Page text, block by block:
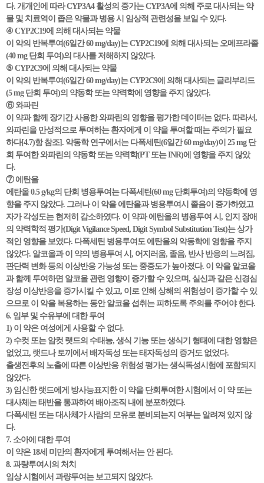
다. 개개인에 따라 CYP3A4 활성의 증가는 CYP3A에 의해 주로 대사되는 약
물 및 치료역이 좁은 약물과 병용 시 임상적 관련성을 보일 수 있다.
④ CYP2C19에 의해 대사되는 약물
이 약의 반복투여(6일간 60 mg/day)는 CYP2C19에 의해 대사되는 오메프라졸
(40 mg 단회 투여)의 대사를 저해하지 않았다.
⑤ CYP2C9에 의해 대사되는 약물
이 약의 반복투여(6일간 60 mg/day)는 CYP2C9에 의해 대사되는 글리부리드
(5 mg 단회 투여)의 약동학 또는 약력학에 영향을 주지 않았다.
⑥ 와파린
이 약과 함께 장기간 사용한 와파린의 영향을 평가한 데이터는 없다. 따라서,
와파린을 만성적으로 투여하는 환자에게 이 약을 투여할 때는 주의가 필요
하다[4.7)항 참조]. 약동학 연구에서는 다폭세틴(6일간 60 mg/day)이 25 mg 단
회 투여한 와파린의 약동학 또는 약력학(PT 또는 INR)에 영향을 주지 않았
다.
⑦ 에탄올
에탄올 0.5 g/kg의 단회 병용투여는 다폭세틴(60 mg 단회투여)의 약동학에 영
향을 주지 않았다. 그러나 이 약을 에탄올과 병용투여시 졸음이 증가하였고
자가 각성도는 현저히 감소하였다. 이 약과 에탄올의 병용투여 시, 인지 장애
의 약력학적 평가(Digit Vigilance Speed, Digit Symbol Substitution Test)는 상가
적인 영향을 보였다. 다폭세틴 병용투여도 에탄올의 약동학에 영향을 주지
않았다. 알코올과 이 약의 병용투여 시, 어지러움, 졸음, 반사 반응의 느려짐,
판단력 변화 등의 이상반응 가능성 또는 중증도가 높아졌다. 이 약을 알코올
과 함께 투여하면 알코올 관련 영향이 증가할 수 있으며, 실신과 같은 신경심
장성 이상반응을 증가시킬 수 있고, 이로 인해 상해의 위험성이 증가할 수 있
으므로 이 약을 복용하는 동안 알코올 섭취는 피하도록 주의를 주어야 한다.
6. 임부 및 수유부에 대한 투여
1) 이 약은 여성에게 사용할 수 없다.
2) 수컷 또는 암컷 랫드의 수태능, 생식 기능 또는 생식기 형태에 대한 영향은
없었고, 랫드나 토끼에서 배자독성 또는 태자독성의 증거도 없었다.
출생전후의 노출에 따른 이상반응 위험성 평가는 생식독성시험에 포함되지
않았다.
3) 임신한 랫드에게 방사능표지한 이 약을 단회투여한 시험에서 이 약 또는
대사체는 태반을 통과하여 배아조직 내에 분포하였다.
다폭세틴 또는 대사체가 사람의 모유로 분비되는지 여부는 알려져 있지 않
다.
7. 소아에 대한 투여
이 약은 18세 미만의 환자에게 투여해서는 안 된다.
8. 과량투여시의 처치
임상 시험에서 과량투여는 보고되지 않았다.